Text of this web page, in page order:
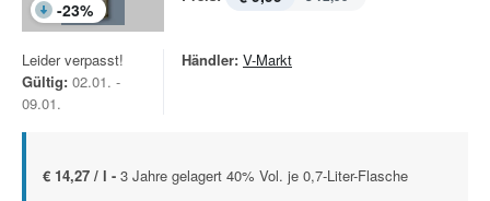
-23%
Leider verpasst!
Gültig: 02.01. -
09.01.
Händler: V-Markt
€ 14,27 / l - 3 Jahre gelagert 40% Vol. je 0,7-Liter-Flasche